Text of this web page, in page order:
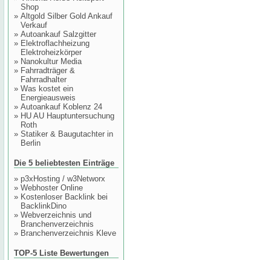
Shop
» Altgold Silber Gold Ankauf
Verkauf
» Autoankauf Salzgitter
» Elektroflachheizung
Elektroheizkörper
» Nanokultur Media
» Fahrradträger &
Fahrradhalter
» Was kostet ein
Energieausweis
» Autoankauf Koblenz 24
» HU AU Hauptuntersuchung
Roth
» Statiker & Baugutachter in
Berlin
Die 5 beliebtesten Einträge
» p3xHosting / w3Networx
» Webhoster Online
» Kostenloser Backlink bei
BacklinkDino
» Webverzeichnis und
Branchenverzeichnis
» Branchenverzeichnis Kleve
TOP-5 Liste Bewertungen